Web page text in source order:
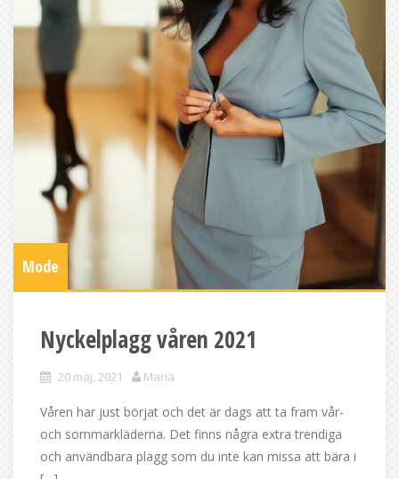
Mode
Nyckelplagg våren 2021
20 maj, 2021 Maria
Våren har just börjat och det är dags att ta fram vår-
och sommarkläderna. Det finns några extra trendiga
och användbara plagg som du inte kan missa att bära i